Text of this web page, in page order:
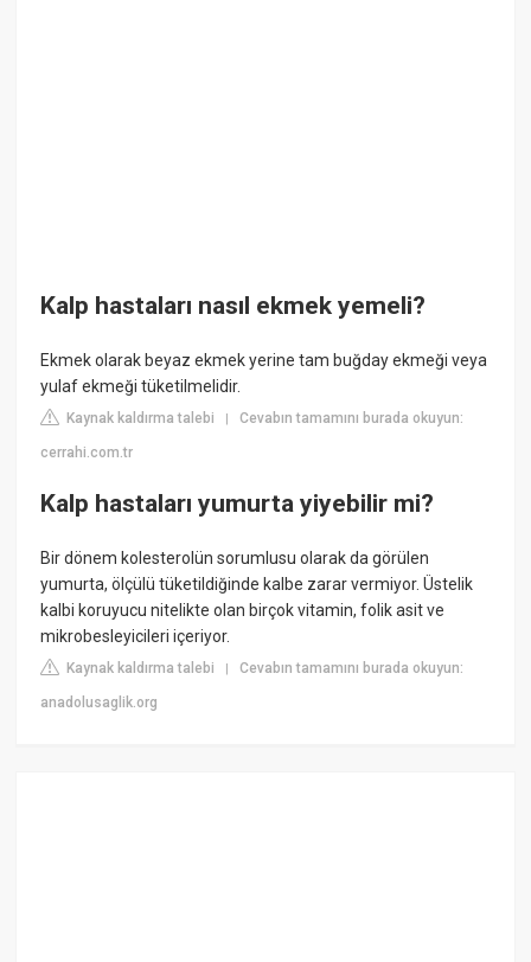
Kalp hastaları nasıl ekmek yemeli?
Ekmek olarak beyaz ekmek yerine tam buğday ekmeği veya
yulaf ekmeği tüketilmelidir.
Kaynak kaldırma talebi |Cevabın tamamını burada okuyun:
cerrahi.com.tr
Kalp hastaları yumurta yiyebilir mi?
Bir dönem kolesterolün sorumlusu olarak da görülen
yumurta, ölçülü tüketildiğinde kalbe zarar vermiyor. Üstelik
kalbi koruyucu nitelikte olan birçok vitamin, folik asit ve
mikrobesleyicileri içeriyor.
Kaynak kaldırma talebi |Cevabın tamamını burada okuyun:
anadolusaglik.org